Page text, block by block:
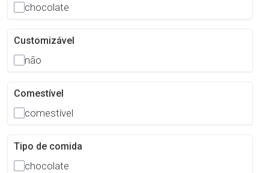
chocolate
Customizável
não
Comestível
comestível
Tipo de comida
chocolate